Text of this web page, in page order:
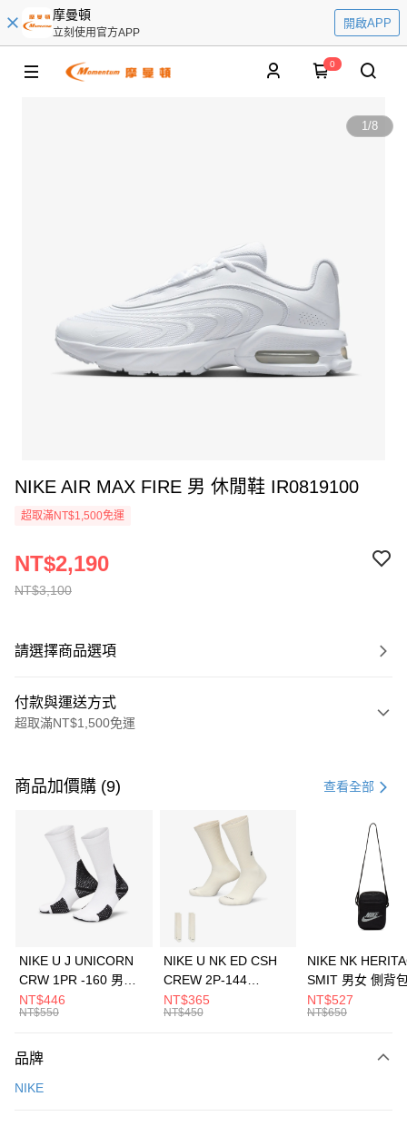
摩曼頓
立刻使用官方APP
開啟APP
0
1/8
NIKE AIR MAX FIRE 男 休閒鞋 IR0819100
超取滿NT$1,500免運
NT$3,100
NT$2,190
請選擇商品選項
付款與運送方式
超取滿NT$1,500免運
信用卡一次付款
3 期 0 利率 每期 21家銀行
合作金庫商業銀行
第一商業銀行
華南商業銀行
彰化商業銀行
上海商業儲蓄銀行
元大商業銀行
台灣樂天信用卡公司
Apple Pay
全盈+PAY
AFTEE先享後付
【關於「AFTEE先享後付」】
便利好安心！
運送方式
商品加價購 (9) 查看全部
NIKE U J UNICORN
CRW 1PR -160 男女
中統襪 FZ3393100
NT$446
NT$550
NIKE U NK ED CSH
CREW 2P-144
EMBRDY 男女 短統襪
FZ3073133
NT$365
NT$450
NIKE NK
SMIT 男女 側背
BA5871010
NT$527
NT$650
品牌
NIKE